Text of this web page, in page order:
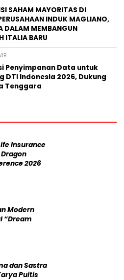
SAHAM MAYORITAS DI
INDUK MAGLIANO,
DALAM MEMBANGUN
ITALIA BARU
Penyimpanan Data untuk
DTI Indonesia 2026, Dukung
Tenggara
Insurance
2026
Modern
“Dream
dan Sastra
Puitis